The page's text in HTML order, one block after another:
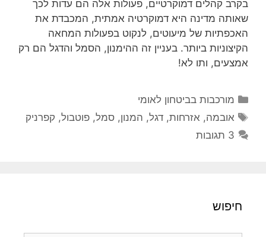
בקרב קהלים דמוקרטיים, פעולות אלה הם עדות לכך
שאותה מדינה היא דמוקרטיה אמתית, המכבדת את
האכפתיות של מיעוטים, לנקוט בפעולות המחאה
הקיצוניות ביותר. בעניין זה ההימנון, הסמל והדגל הם רק
אמצעים, ותו לא!
קטגוריות
מורכבות בביטחון לאומי
תגיות
אובמה, אזרחות,דגל, המנון,סמל,פוטבול, קפרניק
3 תגובות
חיפוש